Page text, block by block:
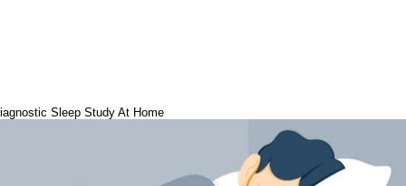
Sleep Study At Home